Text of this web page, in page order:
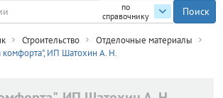
по
справочнику
Строительство
Отделочные материалы
ИП Шатохин А. Н.